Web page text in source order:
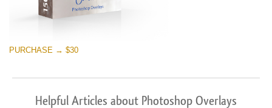
PURCHASE → $30
Helpful Articles about Photoshop Overlays